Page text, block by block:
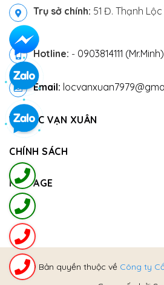
Trụ sở chính: 51 Đ. Thạnh Lộc
Hotline: - 0903814111 (Mr.Minh)
Email:
VỀ LỘC VẠN XUÂN
CHÍNH SÁCH
FANPAGE
@ Bản quyền thuộc về Công ty